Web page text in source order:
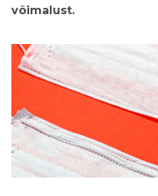
võimalust.